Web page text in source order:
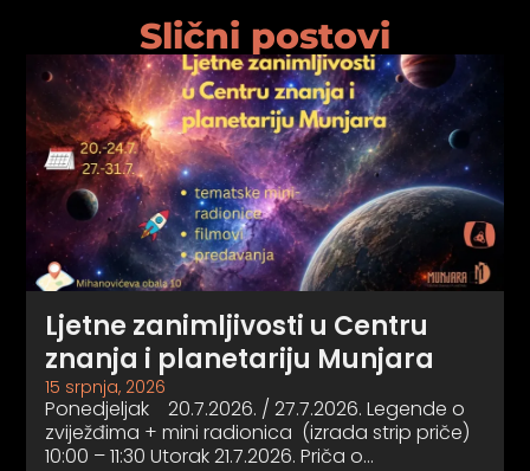
Slični postovi
Ljetne zanimljivosti u Centru
znanja i planetariju Munjara
15 srpnja, 2026
Ponedjeljak 20.7.2026. / 27.7.2026. Legende o
zviježđima + mini radionica (izrada strip priče)
10:00 – 11:30 Utorak 21.7.2026. Priča o…